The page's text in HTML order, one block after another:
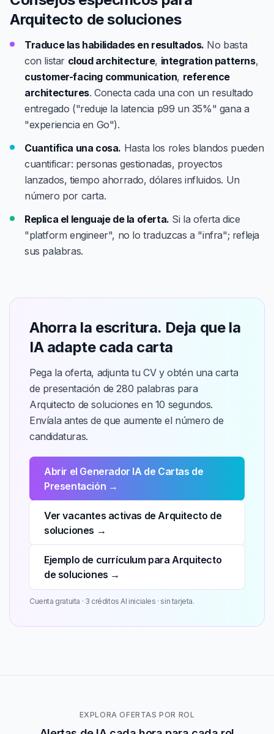
Arquitecto de soluciones
Traduce las habilidades en resultados. No basta
con listar cloud architecture, integration patterns,
customer-facing communication, reference
architectures. Conecta cada una con un resultado
entregado ("reduje la latencia p99 un 35%" gana a
"experiencia en Go").
Cuantifica una cosa. Hasta los roles blandos pueden
cuantificar: personas gestionadas, proyectos
lanzados, tiempo ahorrado, dólares influidos. Un
número por carta.
Replica el lenguaje de la oferta. Si la oferta dice
"platform engineer", no lo traduzcas a "infra"; refleja
sus palabras.
Ahorra la escritura. Deja que la
IA adapte cada carta
Pega la oferta, adjunta tu CV y obtén una carta
de presentación de 280 palabras para
Arquitecto de soluciones en 10 segundos.
Envíala antes de que aumente el número de
candidaturas.
Abrir el Generador IA de Cartas de
Presentación →
Ver vacantes activas de Arquitecto de
soluciones →
Ejemplo de currículum para Arquitecto
de soluciones →
Cuenta gratuita · 3 créditos AI iniciales · sin tarjeta.
EXPLORA OFERTAS POR ROL